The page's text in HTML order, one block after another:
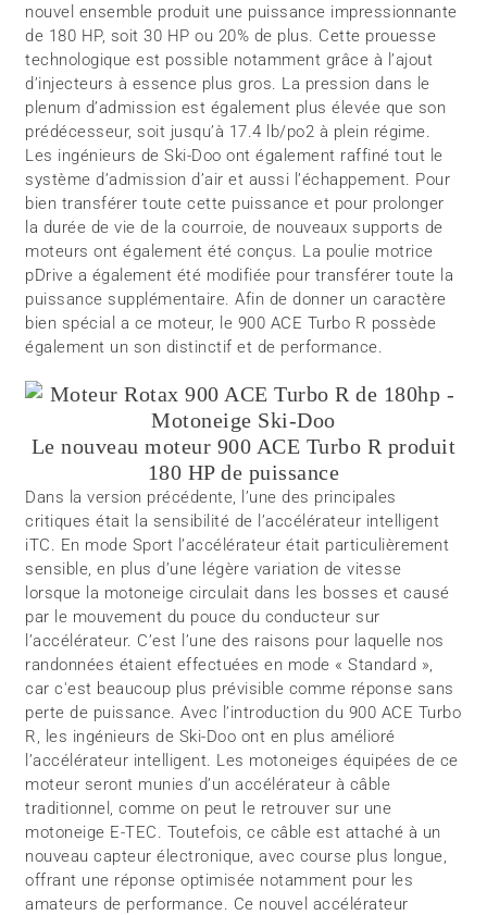
nouvel ensemble produit une puissance impressionnante
de 180 HP, soit 30 HP ou 20% de plus. Cette prouesse
technologique est possible notamment grâce à l’ajout
d’injecteurs à essence plus gros. La pression dans le
plenum d’admission est également plus élevée que son
prédécesseur, soit jusqu’à 17.4 lb/po2 à plein régime.
Les ingénieurs de Ski-Doo ont également raffiné tout le
système d’admission d’air et aussi l’échappement. Pour
bien transférer toute cette puissance et pour prolonger
la durée de vie de la courroie, de nouveaux supports de
moteurs ont également été conçus. La poulie motrice
pDrive a également été modifiée pour transférer toute la
puissance supplémentaire. Afin de donner un caractère
bien spécial a ce moteur, le 900 ACE Turbo R possède
également un son distinctif et de performance.
Le nouveau moteur 900 ACE Turbo R produit
180 HP de puissance
Dans la version précédente, l’une des principales
critiques était la sensibilité de l’accélérateur intelligent
iTC. En mode Sport l’accélérateur était particulièrement
sensible, en plus d’une légère variation de vitesse
lorsque la motoneige circulait dans les bosses et causé
par le mouvement du pouce du conducteur sur
l’accélérateur. C’est l’une des raisons pour laquelle nos
randonnées étaient effectuées en mode « Standard »,
car c'est beaucoup plus prévisible comme réponse sans
perte de puissance. Avec l’introduction du 900 ACE Turbo
R, les ingénieurs de Ski-Doo ont en plus amélioré
l’accélérateur intelligent. Les motoneiges équipées de ce
moteur seront munies d’un accélérateur à câble
traditionnel, comme on peut le retrouver sur une
motoneige E-TEC. Toutefois, ce câble est attaché à un
nouveau capteur électronique, avec course plus longue,
offrant une réponse optimisée notamment pour les
amateurs de performance. Ce nouvel accélérateur